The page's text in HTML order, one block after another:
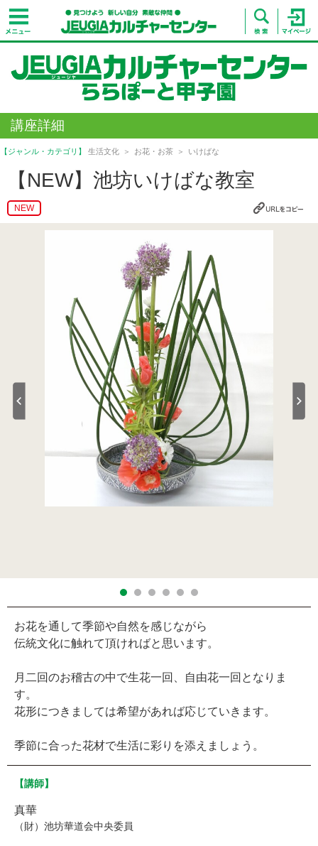
講座詳細
【ジャンル・カテゴリ】 生活文化 お花・お茶 いけばな
【NEW】池坊いけばな教室
NEW
お花を通して季節や自然を感じながら
伝統文化に触れて頂ければと思います。
月二回のお稽古の中で生花一回、自由花一回となりま
す。
花形につきましては希望があれば応じていきます。
季節に合った花材で生活に彩りを添えましょう。
【講師】
真華
（財）池坊華道会中央委員